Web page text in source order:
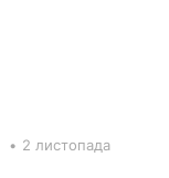
• 2 листопада